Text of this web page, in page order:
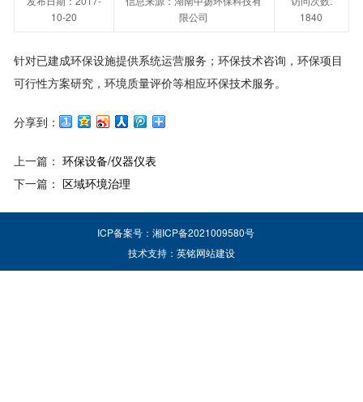
10-20
限公司
1840
针对已建成环保设施提供系统运营服务；环保技术咨询，环保项目
可行性方案研究，环境质量评价等相应环保技术服务。
分享到：
上一篇： 环保设备/仪器仪表
下一篇： 区域环境治理
ICP备案号： 湘ICP备2021009580号
技术支持：英铭网站建设
Powered